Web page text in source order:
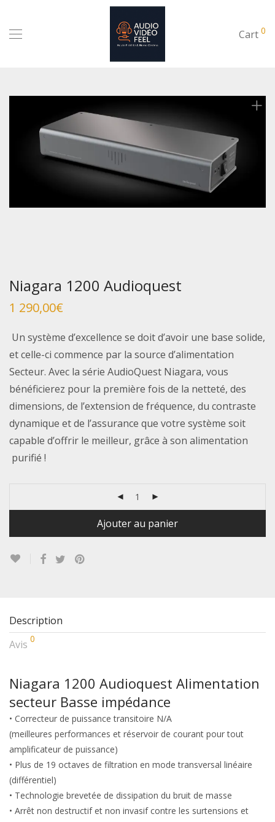
Cart 0
Niagara 1200 Audioquest
1 290,00€
Un système d’excellence se doit d’avoir une base solide,
et celle-ci commence par la source d’alimentation
Secteur. Avec la série AudioQuest Niagara, vous
bénéficierez pour la première fois de la netteté, des
dimensions, de l’extension de fréquence, du contraste
dynamique et de l’assurance que votre système soit
capable d’offrir le meilleur, grâce à son alimentation
purifié !
Ajouter au panier
Description
Avis 0
Niagara 1200 Audioquest Alimentation
secteur Basse impédance
• Correcteur de puissance transitoire N/A
(meilleures performances et réservoir de courant pour tout
amplificateur de puissance)
• Plus de 19 octaves de filtration en mode transversal linéaire
(différentiel)
• Technologie brevetée de dissipation du bruit de masse
• Arrêt non destructif et non invasif contre les surtensions et